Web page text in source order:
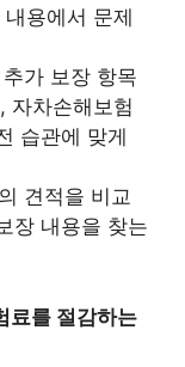
용에서 문제
가 보장 항목
자차손해보험
습관에 맞게
견적을 비교
장 내용을 찾는
료를 절감하는